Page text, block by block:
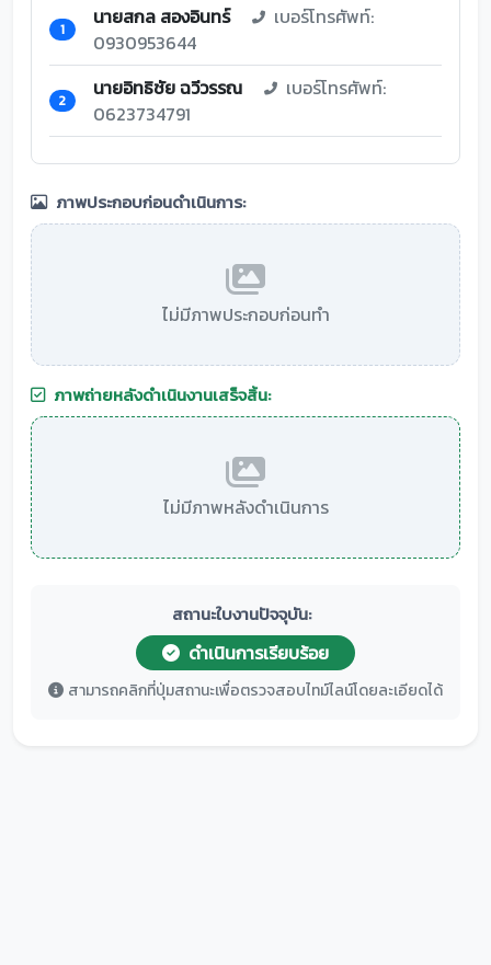
1 นายสกล สองอินทร์
เบอร์โทรศัพท์:
0930953644
2 นายอิทธิชัย ฉวีวรรณ
เบอร์โทรศัพท์:
0623734791
ภาพประกอบก่อนดำเนินการ:
ไม่มีภาพประกอบก่อนทำ
ภาพถ่ายหลังดำเนินงานเสร็จสิ้น:
ไม่มีภาพหลังดำเนินการ
สถานะใบงานปัจจุบัน:
ดำเนินการเรียบร้อย
สามารถคลิกที่ปุ่มสถานะเพื่อตรวจสอบไทม์ไลน์โดยละเอียดได้